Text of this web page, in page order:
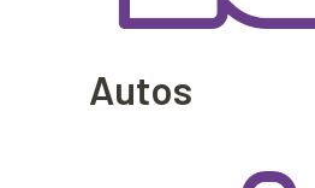
Autos